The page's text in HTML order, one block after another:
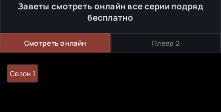
Заветы смотреть онлайн все серии подряд
бесплатно
Смотреть онлайн Плеер 2
Сезон 1